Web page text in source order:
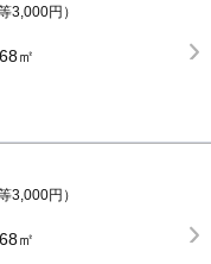
3,000円）
㎡
3,000円）
㎡